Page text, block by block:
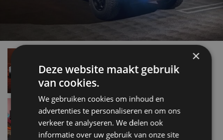
Tesla Cybertruck komt in drie smaken: alle
dec 2023
GAAF! Deze Tesla Cybertruck wil je hebben
feb 2020
×
Deze website maakt gebruik
van cookies.
We gebruiken cookies om inhoud en
advertenties te personaliseren en om ons
verkeer te analyseren. We delen ook
informatie over uw gebruik van onze site